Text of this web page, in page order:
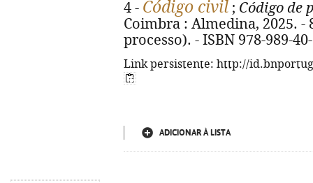
4 - Código civil ; Código de
Coimbra : Almedina, 2025. -
processo). - ISBN 978-989-
Link persistente: http://
ADICIONAR À LISTA